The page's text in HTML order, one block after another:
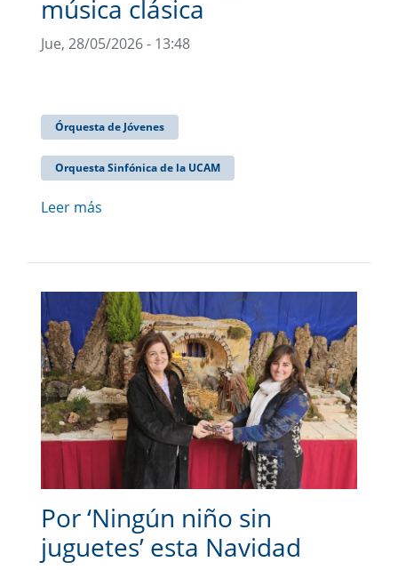
música clásica
Jue, 28/05/2026 - 13:48
Órquesta de Jóvenes
Orquesta Sinfónica de la UCAM
Leer más
Por ‘Ningún niño sin
juguetes’ esta Navidad